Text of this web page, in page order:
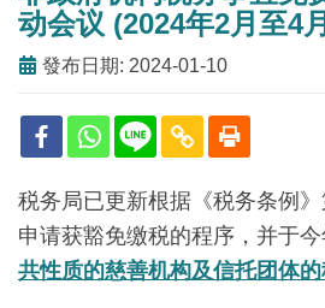
动会议 (2024年2月至4
發布日期: 2024-01-10
税务局已更新根据《税务条例
申请获豁免缴税的程序，并于
共性质的慈善机构及信托团体的